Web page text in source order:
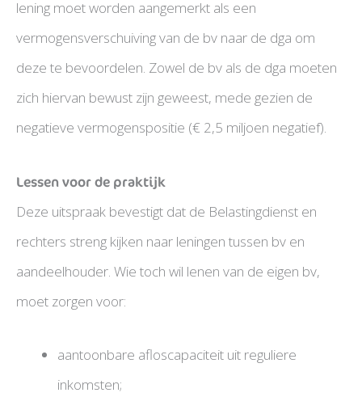
lening moet worden aangemerkt als een
vermogensverschuiving van de bv naar de dga om
deze te bevoordelen. Zowel de bv als de dga moeten
zich hiervan bewust zijn geweest, mede gezien de
negatieve vermogenspositie (€ 2,5 miljoen negatief).
Lessen voor de praktijk
Deze uitspraak bevestigt dat de Belastingdienst en
rechters streng kijken naar leningen tussen bv en
aandeelhouder. Wie toch wil lenen van de eigen bv,
moet zorgen voor:
aantoonbare afloscapaciteit uit reguliere
inkomsten;